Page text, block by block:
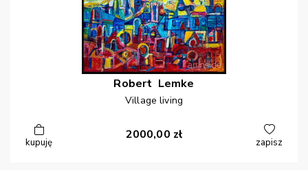
Robert Lemke
Village living
kupuję
2000,00 zł
zapisz